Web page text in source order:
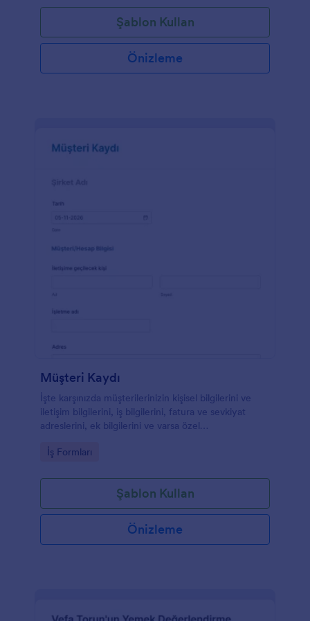
Şablon Kullan
Önizleme
Müşteri Kaydı
İşte karşınızda müşterilerinizin kişisel bilgilerini ve
iletişim bilgilerini, iş bilgilerini, fatura ve sevkiyat
adreslerini, ek bilgilerini ve varsa özel
doldurabilecekleri ayrıntılı bir Müşteri Kayıt Formu.
değiştirebileceğiniz, kaldırabileceğiniz, görsel ve
bilgilendirici içeriğinizi ekleyebileceğiniz, yazı
tiplerini, renkleri ve arka planı değiştirebileceğiniz ve
web sitenize yerleştirebileceğiniz veya bağımsız bir
form olarak kullanabileceğiniz şekilde tamamen
Go to Category:
İş Formları
Şablon Kullan
Önizleme